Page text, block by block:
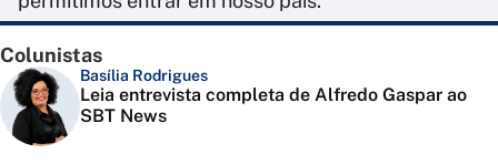
Colunistas
Basília Rodrigues
Leia entrevista completa de Alfredo Gaspar ao
SBT News